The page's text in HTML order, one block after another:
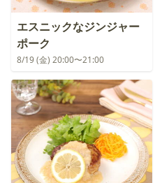
エスニックなジンジャー
ポーク
8/19 (金) 20:00〜21:00